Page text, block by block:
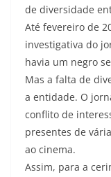
de diversidade
Até fevereiro de
investigativa do
havia um negro
Mas a falta de
a entidade. O
conflito de
presentes de
ao cinema.
Assim, para a